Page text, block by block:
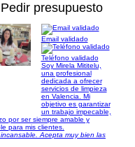
Pedir presupuesto
Email validado
Teléfono validado
Soy Mirela Mititelu,
una profesional
dedicada a ofrecer
servicios de limpieza
en Valencia. Mi
objetivo es garantizar
un trabajo impecable,
por ser siempre amable y
para mis clientes.
Acepta muy bien las